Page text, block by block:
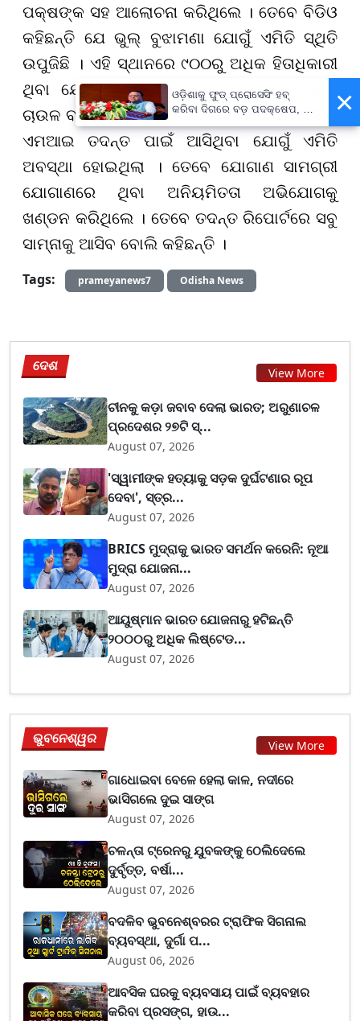
ପକ୍ଷଙ୍କ ସହ ଆଲୋଚନା କରିଥିଲେ । ତେବେ ବିଡିଓ
କହିଛନ୍ତି ଯେ ଭୁଲ୍ ବୁଝାମଣା ଯୋଗୁଁ ଏମିତି ସ୍ଥିତି
ଉପୁଜିଛି । ଏହି ସ୍ଥାନରେ ୯୦୦ରୁ ଅଧିକ ହିତାଧିକାରୀ
ଥିବା ଯୋଗୁଁ ଭିଡ ହୋଇଥିଲା । ଗୋଟିଏ ଦିନରେ
ଚାଉଳ ବଣ୍ଟନ ସହ ଅତିରିକ୍ତ ଯୋଗାଣ ଅଧିକାରୀ ଓ
ଏମଆଇ ତଦନ୍ତ ପାଇଁ ଆସିଥିବା ଯୋଗୁଁ ଏମିତି
ଅବସ୍ଥା ହୋଇଥିଲା । ତେବେ ଯୋଗାଣ ସାମଗ୍ରୀ
ଯୋଗାଣରେ ଥିବା ଅନିୟମିତତା ଅଭିଯୋଗକୁ
ଖଣ୍ଡନ କରିଥିଲେ । ତେବେ ତଦନ୍ତ ରିପୋର୍ଟରେ ସବୁ
ସାମ୍ନାକୁ ଆସିବ ବୋଲି କହିଛନ୍ତି ।
Tags:
prameyanews7 Odisha News
ଦେଶ View More
ଚୀନକୁ କଡ଼ା ଜବାବ ଦେଲା ଭାରତ; ଅରୁଣାଚଳ
ପ୍ରଦେଶର ୨୭ଟି ସ୍...
August 07, 2026
'ସ୍ୱାମୀଙ୍କ ହତ୍ୟାକୁ ସଡ଼କ ଦୁର୍ଘଟଣାର ରୂପ
ଦେବା', ସ୍ତ୍ର...
August 07, 2026
BRICS ମୁଦ୍ରାକୁ ଭାରତ ସମର୍ଥନ କରେନି: ନୂଆ
ମୁଦ୍ରା ଯୋଜନା...
August 07, 2026
ଆୟୁଷ୍ମାନ ଭାରତ ଯୋଜନାରୁ ହଟିଛନ୍ତି
୨୦୦୦ରୁ ଅଧିକ ଲିଷ୍ଟେଡ...
August 07, 2026
ଭୁବନେଶ୍ୱର View More
ଗାଧୋଇବା ବେଳେ ହେଲା କାଳ, ନଦୀରେ
ଭାସିଗଲେ ଦୁଇ ସାଙ୍ଗ
August 07, 2026
ଚଳନ୍ତା ଟ୍ରେନରୁ ଯୁବକଙ୍କୁ ଠେଲିଦେଲେ
ଦୁର୍ବୃତ୍ତ, ବର୍ଷା...
August 07, 2026
ବଦଳିବ ଭୁବନେଶ୍ବରର ଟ୍ରାଫିକ ସିଗନାଲ
ବ୍ୟବସ୍ଥା, ଦୁର୍ଗା ପ...
August 06, 2026
ଆବସିକ ଘରକୁ ବ୍ୟବସାୟ ପାଇଁ ବ୍ୟବହାର
କରିବା ପ୍ରସଙ୍ଗ, ହାଉ...
×
ଓଡ଼ିଶାକୁ ଫୁଡ୍ ପ୍ରୋସେସିଂ ହବ୍
କରିବା ଦିଗରେ ବଡ଼ ପଦକ୍ଷେପ, ୪୨